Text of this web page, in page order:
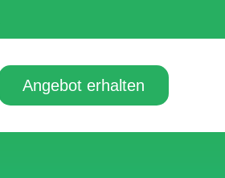
Angebot erhalten